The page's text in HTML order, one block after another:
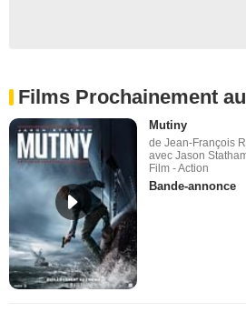
Films Prochainement
Mutiny
de Jean-François
avec Jason
Film - Action
Bande-annonce